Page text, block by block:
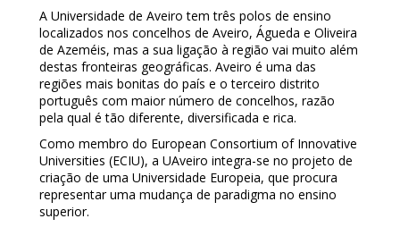
A Universidade de Aveiro tem três polos de ensino
localizados nos concelhos de Aveiro, Águeda e Oliveira
de Azeméis, mas a sua ligação à região vai muito além
destas fronteiras geográficas. Aveiro é uma das
regiões mais bonitas do país e o terceiro distrito
português com maior número de concelhos, razão
pela qual é tão diferente, diversificada e rica.
Como membro do European Consortium of Innovative
Universities (ECIU), a UAveiro integra-se no projeto de
criação de uma Universidade Europeia, que procura
representar uma mudança de paradigma no ensino
superior.